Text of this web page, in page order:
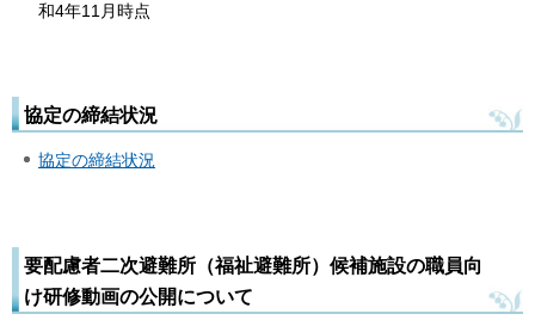
和4年11月時点
協定の締結状況
協定の締結状況
要配慮者二次避難所（福祉避難所）候補施設の職員向
け研修動画の公開について